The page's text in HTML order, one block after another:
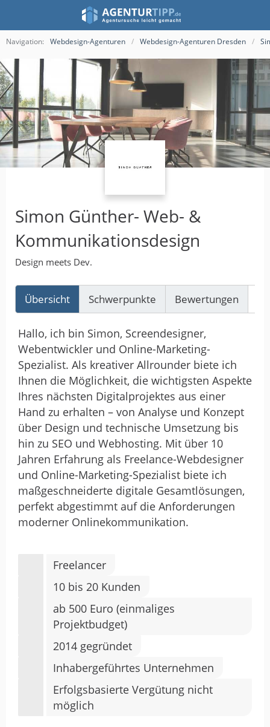
Navigation: Webdesign-Agenturen Webdesign-Agenturen Dresden
Simon Günther- Web- &
Kommunikationsdesign
Design meets Dev.
Übersicht Schwerpunkte Bewertungen
Hallo, ich bin Simon, Screendesigner,
Webentwickler und Online-Marketing-
Spezialist. Als kreativer Allrounder biete ich
Ihnen die Möglichkeit, die wichtigsten Aspekte
Ihres nächsten Digitalprojektes aus einer
Hand zu erhalten – von Analyse und Konzept
über Design und technische Umsetzung bis
hin zu SEO und Webhosting. Mit über 10
Jahren Erfahrung als Freelance-Webdesigner
und Online-Marketing-Spezialist biete ich
maßgeschneiderte digitale Gesamtlösungen,
perfekt abgestimmt auf die Anforderungen
moderner Onlinekommunikation.
Freelancer
10 bis 20 Kunden
ab 500 Euro (einmaliges
Projektbudget)
2014 gegründet
Inhabergeführtes Unternehmen
Erfolgsbasierte Vergütung nicht
möglich